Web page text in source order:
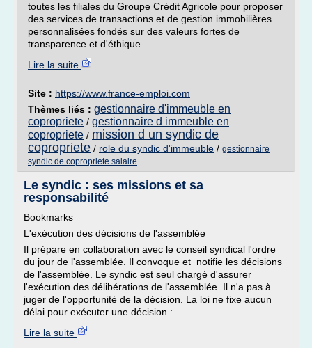
toutes les filiales du Groupe Crédit Agricole pour proposer
des services de transactions et de gestion immobilières
personnalisées fondés sur des valeurs fortes de
transparence et d'éthique. ...
Lire la suite
Site : https://www.france-emploi.com
Thèmes liés : gestionnaire d'immeuble en
copropriete / gestionnaire d immeuble en
copropriete / mission d un syndic de
copropriete / role du syndic d'immeuble / gestionnaire
syndic de copropriete salaire
Le syndic : ses missions et sa
responsabilité
Bookmarks
L'exécution des décisions de l'assemblée
Il prépare en collaboration avec le conseil syndical l'ordre
du jour de l'assemblée. Il convoque et notifie les décisions
de l'assemblée. Le syndic est seul chargé d'assurer
l'exécution des délibérations de l'assemblée. Il n'a pas à
juger de l'opportunité de la décision. La loi ne fixe aucun
délai pour exécuter une décision :...
Lire la suite